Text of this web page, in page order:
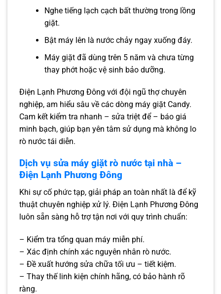
Nghe tiếng lạch cạch bất thường trong lồng
giặt.
Bật máy lên là nước chảy ngay xuống đáy.
Máy giặt đã dùng trên 5 năm và chưa từng
thay phớt hoặc vệ sinh bảo dưỡng.
Điện Lạnh Phương Đông với đội ngũ thợ chuyên
nghiệp, am hiểu sâu về các dòng máy giặt Candy.
Cam kết kiểm tra nhanh – sửa triệt để – báo giá
minh bạch, giúp bạn yên tâm sử dụng mà không lo
rò nước tái diễn.
Dịch vụ sửa máy giặt rò nước tại nhà –
Điện Lạnh Phương Đông
Khi sự cố phức tạp, giải pháp an toàn nhất là để kỹ
thuật chuyên nghiệp xử lý. Điện Lạnh Phương Đông
luôn sẵn sàng hỗ trợ tận nơi với quy trình chuẩn:
– Kiểm tra tổng quan máy miễn phí.
– Xác định chính xác nguyên nhân rò nước.
– Đề xuất hướng sửa chữa tối ưu – tiết kiệm.
– Thay thế linh kiện chính hãng, có bảo hành rõ
ràng.